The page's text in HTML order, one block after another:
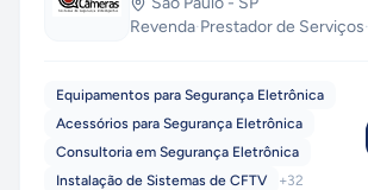
Revenda·Prestador de Serviços·
Equipamentos para Segurança Eletrônica
Acessórios para Segurança Eletrônica
Consultoria em Segurança Eletrônica
Instalação de Sistemas de CFTV
+32